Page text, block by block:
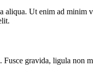
Ut enim ad
Fusce gravida, ligula